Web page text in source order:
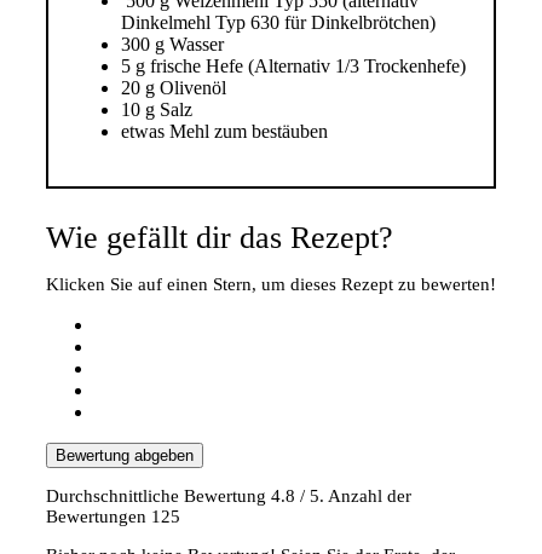
Dinkelmehl Typ 630 für Dinkelbrötchen)
300 g Wasser
5 g frische Hefe (Alternativ 1/3 Trockenhefe)
20 g Olivenöl
10 g Salz
etwas Mehl zum bestäuben
Wie gefällt dir das Rezept?
Klicken Sie auf einen Stern, um dieses Rezept zu bewerten!
Bewertung abgeben
Durchschnittliche Bewertung 4.8 / 5. Anzahl der
Bewertungen 125